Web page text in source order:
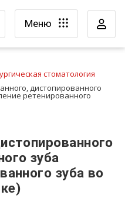
Меню
стоматология
дистопированного
ретенированного
зуба
зуба во